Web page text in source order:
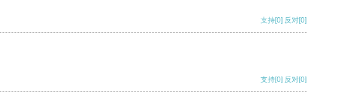
支持[0] 反对[0]
支持[0] 反对[0]